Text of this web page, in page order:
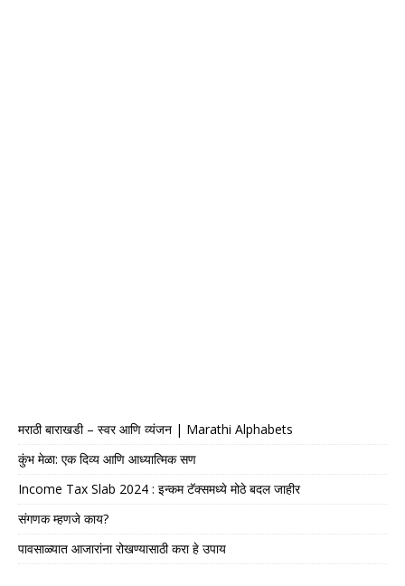
मराठी बाराखडी – स्वर आणि व्यंजन | Marathi Alphabets
कुंभ मेळा: एक दिव्य आणि आध्यात्मिक सण
Income Tax Slab 2024 : इन्कम टॅक्समध्ये मोठे बदल जाहीर
संगणक म्हणजे काय?
पावसाळ्यात आजारांना रोखण्यासाठी करा हे उपाय